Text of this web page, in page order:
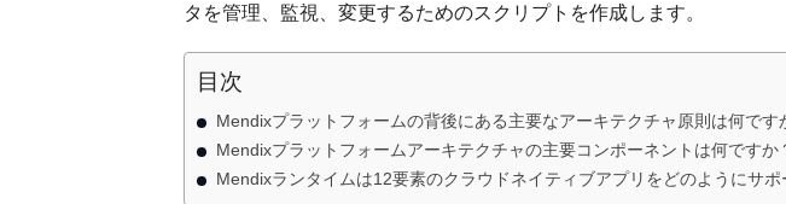
タを管理、監視、変更するためのスクリプトを作成します。
目次
Mendixプラットフォームの背後にある主要なアーキテクチャ原則は何です
Mendixプラットフォームアーキテクチャの主要コンポーネントは何ですか
Mendixランタイムは12要素のクラウドネイティブアプリをどのようにサポ